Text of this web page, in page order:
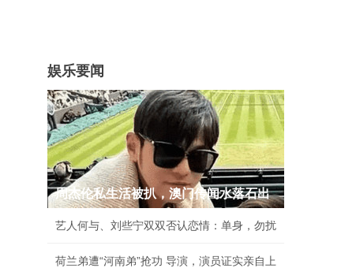
娱乐要闻
周杰伦私生活被扒，澳门传闻水落石出
艺人何与、刘些宁双双否认恋情：单身，勿扰
荷兰弟遭“河南弟”抢功 导演，演员证实亲自上